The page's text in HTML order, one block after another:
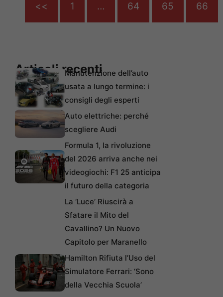
<< 1 … 64 65 66
Articoli recentiManutenzione dell’auto
usata a lungo termine: i
consigli degli esperti
Auto elettriche: perché
scegliere Audi
Formula 1, la rivoluzione
del 2026 arriva anche nei
videogiochi: F1 25 anticipa
il futuro della categoria
La ‘Luce’ Riuscirà a
Sfatare il Mito del
Cavallino? Un Nuovo
Capitolo per Maranello
Hamilton Rifiuta l’Uso del
Simulatore Ferrari: ‘Sono
della Vecchia Scuola’